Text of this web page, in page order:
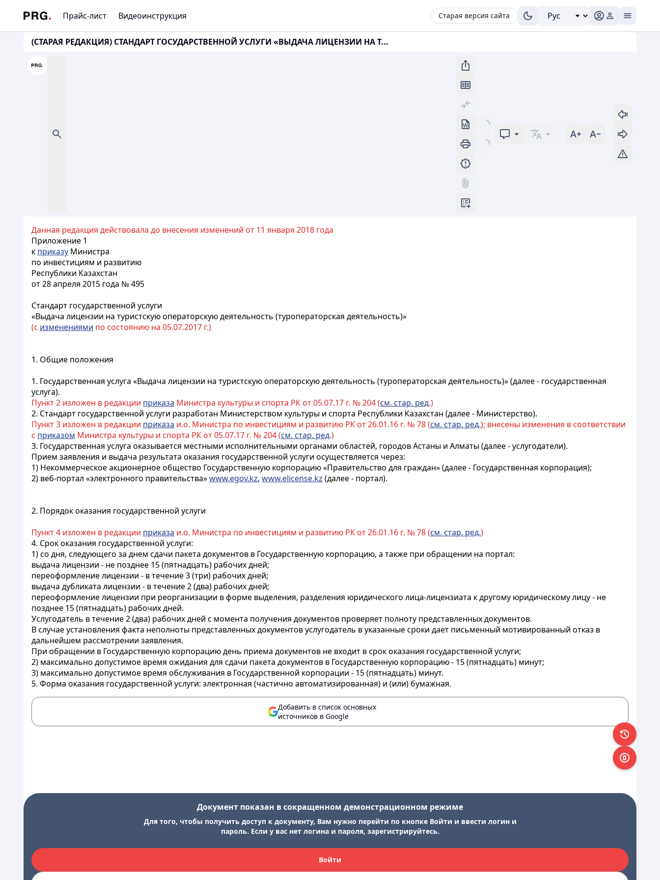
Прайс-лист Видеоинструкция Старая версия сайта
(СТАРАЯ РЕДАКЦИЯ) СТАНДАРТ ГОСУДАРСТВЕННОЙ УСЛУГИ «ВЫДАЧА ЛИЦЕНЗИИ НА Т...
Данная редакция действовала до внесения изменений от 11 января 2018 года
Приложение 1
к приказу Министра
по инвестициям и развитию
Республики Казахстан
от 28 апреля 2015 года № 495
Стандарт государственной услуги
«Выдача лицензии на туристскую операторскую деятельность (туроператорская деятельность)»
(с изменениями по состоянию на 05.07.2017 г.)
1. Общие положения
1. Государственная услуга «Выдача лицензии на туристскую операторскую деятельность (туроператорская деятельность)» (далее - государственная
услуга).
Пункт 2 изложен в редакции приказа Министра культуры и спорта РК от 05.07.17 г. № 204 (см. стар. ред.)
2. Стандарт государственной услуги разработан Министерством культуры и спорта Республики Казахстан (далее - Министерство).
Пункт 3 изложен в редакции приказа и.о. Министра по инвестициям и развитию РК от 26.01.16 г. № 78 (см. стар. ред.); внесены изменения в соответствии
с приказом Министра культуры и спорта РК от 05.07.17 г. № 204 (см. стар. ред.)
3. Государственная услуга оказывается местными исполнительными органами областей, городов Астаны и Алматы (далее - услугодатели).
Прием заявления и выдача результата оказания государственной услуги осуществляется через:
1) Некоммерческое акционерное общество Государственную корпорацию «Правительство для граждан» (далее - Государственная корпорация);
2) веб-портал «электронного правительства»www.egov.kz, www.elicense.kz (далее - портал).
2. Порядок оказания государственной услуги
Пункт 4 изложен в редакции приказа и.о. Министра по инвестициям и развитию РК от 26.01.16 г. № 78 (см. стар. ред.)
4. Срок оказания государственной услуги:
1) со дня, следующего за днем сдачи пакета документов в Государственную корпорацию, а также при обращении на портал:
выдача лицензии - не позднее 15 (пятнадцать) рабочих дней;
переоформление лицензии - в течение 3 (три) рабочих дней;
выдача дубликата лицензии - в течение 2 (два) рабочих дней;
переоформление лицензии при реорганизации в форме выделения, разделения юридического лица-лицензиата к другому юридическому лицу - не
позднее 15 (пятнадцать) рабочих дней.
Услугодатель в течение 2 (два) рабочих дней с момента получения документов проверяет полноту представленных документов.
В случае установления факта неполноты представленных документов услугодатель в указанные сроки дает письменный мотивированный отказ в
дальнейшем рассмотрении заявления.
При обращении в Государственную корпорацию день приема документов не входит в срок оказания государственной услуги;
2) максимально допустимое время ожидания для сдачи пакета документов в Государственную корпорацию - 15 (пятнадцать) минут;
3) максимально допустимое время обслуживания в Государственной корпорации - 15 (пятнадцать) минут.
5. Форма оказания государственной услуги: электронная (частично автоматизированная) и (или) бумажная.
Добавить в список основных
источников в Google
Документ показан в сокращенном демонстрационном режиме
Для того, чтобы получить доступ к документу, Вам нужно перейти по кнопке Войти и ввести логин и
пароль. Если у вас нет логина и пароля, зарегистрируйтесь.
Войти